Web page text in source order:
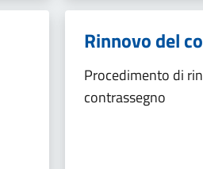
Rinnovo del
Procedimento di
contrassegno